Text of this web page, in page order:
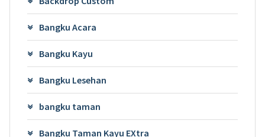
Bangku Acara
Bangku Kayu
Bangku Lesehan
bangku taman
Bangku Taman Kayu EXtra